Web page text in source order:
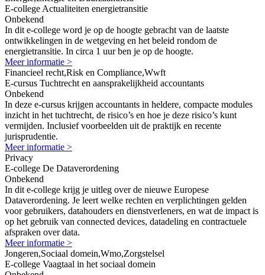
E-college Actualiteiten energietransitie
Onbekend
In dit e-college word je op de hoogte gebracht van de laatste
ontwikkelingen in de wetgeving en het beleid rondom de
energietransitie. In circa 1 uur ben je op de hoogte.
Meer informatie >
Financieel recht,Risk en Compliance,Wwft
E-cursus Tuchtrecht en aansprakelijkheid accountants
Onbekend
In deze e-cursus krijgen accountants in heldere, compacte modules
inzicht in het tuchtrecht, de risico’s en hoe je deze risico’s kunt
vermijden. Inclusief voorbeelden uit de praktijk en recente
jurisprudentie.
Meer informatie >
Privacy
E-college De Dataverordening
Onbekend
In dit e-college krijg je uitleg over de nieuwe Europese
Dataverordening. Je leert welke rechten en verplichtingen gelden
voor gebruikers, datahouders en dienstverleners, en wat de impact is
op het gebruik van connected devices, datadeling en contractuele
afspraken over data.
Meer informatie >
Jongeren,Sociaal domein,Wmo,Zorgstelsel
E-college Vaagtaal in het sociaal domein